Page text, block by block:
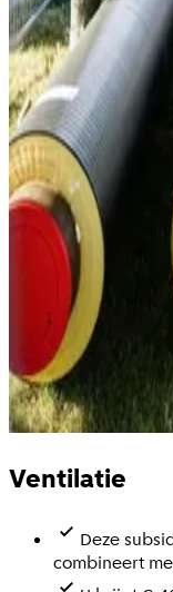
Ventilatie
Deze
combineert